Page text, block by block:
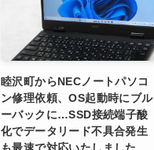
睦沢町からNECノートパソコ
ン修理依頼、OS起動時にブル
ーバックに…SSD接続端子酸
化でデータリード不具合発生